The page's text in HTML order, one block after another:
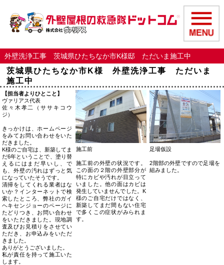
外壁洗浄工事 茨城県ひたちなか市K様邸 ただいま施工中
茨城県ひたちなか市K様 外壁洗浄工事 ただいま
施工中
【担当者よりひとこと】
ヴァリアス代表
佐々木孝二（ササキコウ
ジ）
きっかけは、ホームページ
をみてお問い合わせをいた
だきました。
K様のご自宅は、新築してま
だ6年ということで、塗り替
えるにはまだ早いし、で
も、外壁の汚れはずっと気
になっていたそうです。
清掃をしてくれる業者はな
いか？インターネットで検
索したところ、弊社のガイ
ヘキセンジョーのページに
たどりつき、お問い合わせ
をいただきました。現地調
査及びお見積りをさせてい
ただき、お申込みをいただ
きました。
ありがとうございました。
私が責任を持って施工いた
します。
施工前
施工前の外壁の状況です。
この面の２階の外壁部分が
特にカビや汚れが目立って
いました。他の面はカビは
発生していませんでした。K
様のご自宅だけではなく、
新築してまだ間もない住宅
で多くこの症状がみられま
す。
足場仮設
2階部の外壁ですので足場を
組みました。